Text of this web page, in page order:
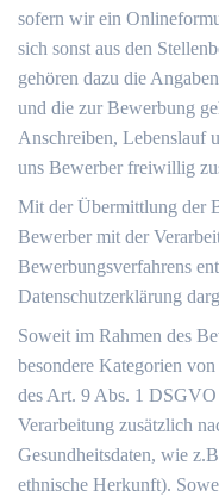
sofern wir ein
sich sonst aus den
gehören dazu die
und die zur Bewerbung
Anschreiben, Lebenslauf
uns Bewerber freiwillig
Mit der Übermittlung der
Bewerber mit der
Bewerbungsverfahrens
Datenschutzerklärung
Soweit im Rahmen des
besondere Kategorien
des Art. 9 Abs. 1
Verarbeitung zusätzlich
Gesundheitsdaten, wie
ethnische Herkunft).